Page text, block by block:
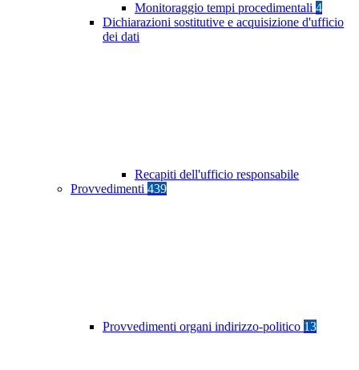
Monitoraggio tempi procedimentali 4
Dichiarazioni sostitutive e acquisizione d'ufficio
dei dati
Recapiti dell'ufficio responsabile
Provvedimenti 439
Provvedimenti organi indirizzo-politico 13